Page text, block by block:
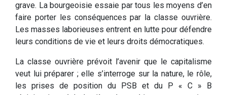
grave. La bourgeoisie essaie par tous les moyens d’en
faire porter les conséquences par la classe ouvrière.
Les masses laborieuses entrent en lutte pour défendre
leurs conditions de vie et leurs droits démocratiques.
La classe ouvrière prévoit l’avenir que le capitalisme
veut lui préparer ; elle s’interroge sur la nature, le rôle,
les prises de position du PSB et du P « C » B